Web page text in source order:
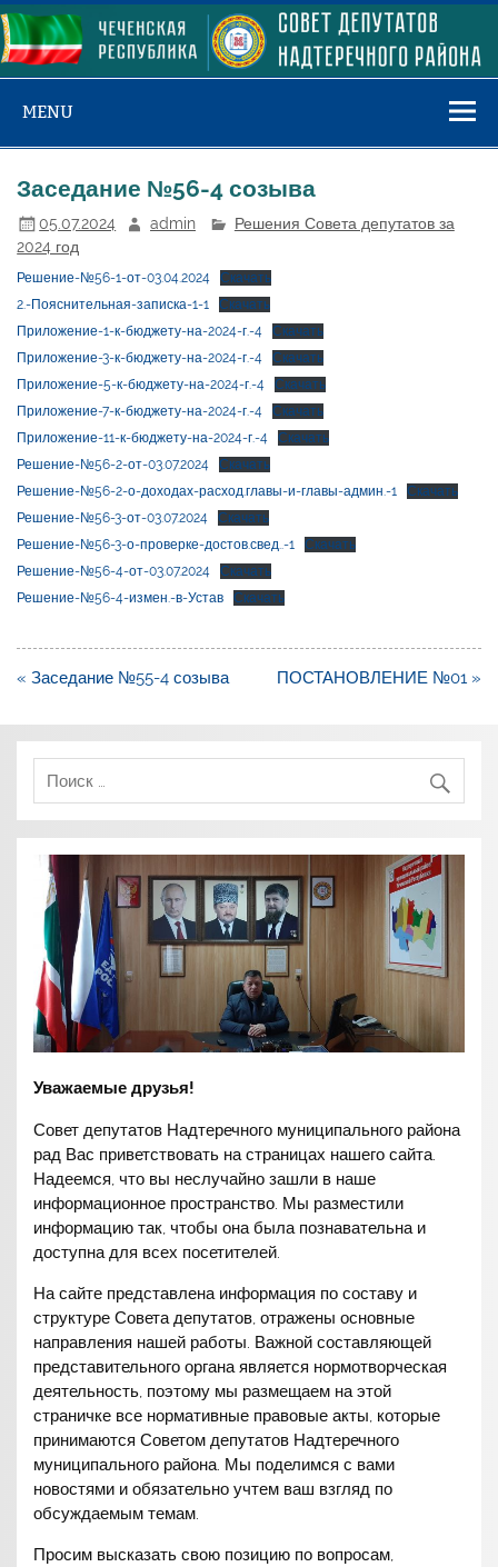
Skip
to
content
MENU
Заседание №56-4 созыва
05.07.2024 admin
Решения Совета депутатов за
2024 год
Решение-№56-1-от-03.04.2024
Скачать
2.-Пояснительная-записка-1-1
Скачать
Приложение-1-к-бюджету-на-2024-г.-4
Скачать
Приложение-3-к-бюджету-на-2024-г.-4
Скачать
Приложение-5-к-бюджету-на-2024-г.-4
Скачать
Приложение-7-к-бюджету-на-2024-г.-4
Скачать
Приложение-11-к-бюджету-на-2024-г.-4
Скачать
Решение-№56-2-от-03.07.2024
Скачать
Решение-№56-2-о-доходах-расход.главы-и-главы-админ.-1
Скачать
Решение-№56-3-от-03.07.2024
Скачать
Решение-№56-3-о-проверке-достов.свед..-1
Скачать
Решение-№56-4-от-03.07.2024
Скачать
Решение-№56-4-измен.-в-Устав
Скачать
Навигация
записям
« Заседание №55-4 созыва ПОСТАНОВЛЕНИЕ №01 »
Уважаемые друзья!
Совет депутатов Надтеречного муниципального района
рад Вас приветствовать на страницах нашего сайта.
Надеемся, что вы неслучайно зашли в наше
информационное пространство. Мы разместили
информацию так, чтобы она была познавательна и
доступна для всех посетителей.
На сайте представлена информация по составу и
структуре Совета депутатов, отражены основные
направления нашей работы. Важной составляющей
представительного органа является нормотворческая
деятельность, поэтому мы размещаем на этой
страничке все нормативные правовые акты, которые
принимаются Советом депутатов Надтеречного
муниципального района. Мы поделимся с вами
новостями и обязательно учтем ваш взгляд по
обсуждаемым темам.
Просим высказать свою позицию по вопросам,